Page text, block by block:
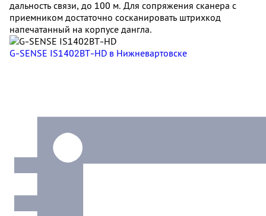
дальность связи, до 100 м. Для сопряжения сканера с
приемником достаточно сосканировать штрихкод
напечатанный на корпусе дангла.
G-SENSE IS1402BT-HD в Нижневартовске